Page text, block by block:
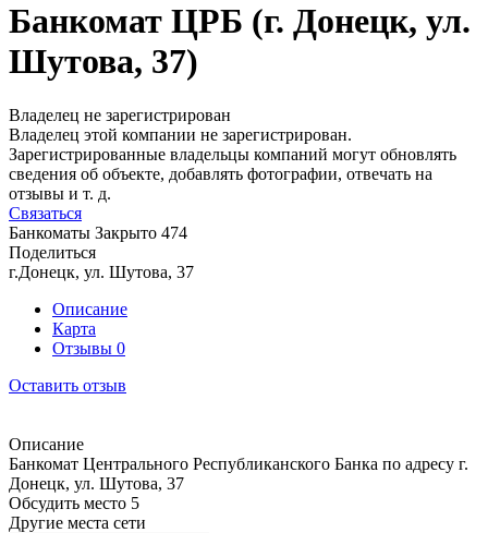
Банкомат ЦРБ (г. Донецк, ул.
Шутова, 37)
Владелец не зарегистрирован
Владелец этой компании не зарегистрирован.
Зарегистрированные владельцы компаний могут обновлять
сведения об объекте, добавлять фотографии, отвечать на
отзывы и т. д.
Связаться
Банкоматы Закрыто 474
Поделиться
г.Донецк, ул. Шутова, 37
Описание
Карта
Отзывы 0
Оставить отзыв
Описание
Банкомат Центрального Республиканского Банка по адресу г.
Донецк, ул. Шутова, 37
Обсудить место 5
Другие места сети